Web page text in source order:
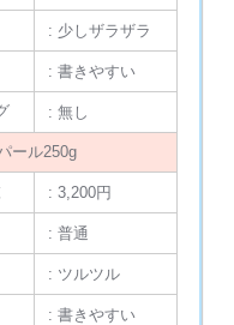
: 少しザラザラ
: 書きやすい
: 無し
ール250g
: 3,200円
: 普通
: ツルツル
: 書きやすい